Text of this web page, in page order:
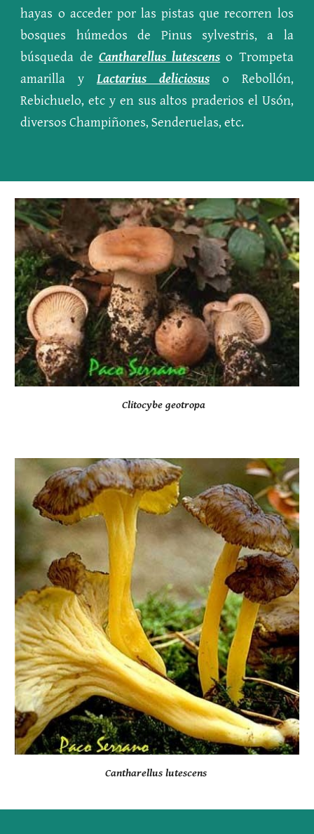
hayas o acceder por las pistas que recorren los
bosques húmedos de Pinus sylvestris, a la
búsqueda de Cantharellus lutescens o Trompeta
amarilla y
Lactarius deliciosuso Rebollón,
Rebichuelo, etc y en sus altos praderios el Usón,
diversos Champiñones, Senderuelas, etc.
   Clitocybe geotropa
Cantharellus lutescens